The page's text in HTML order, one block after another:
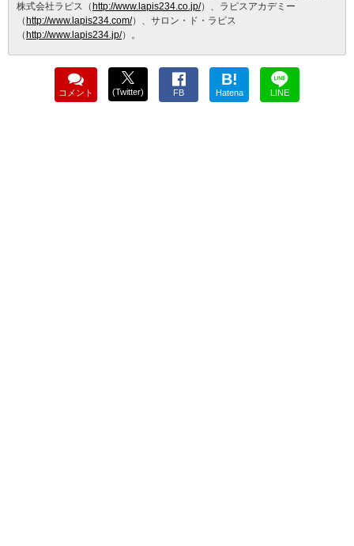
株式会社ラピス（ http://www.lapis234.co.jp/）、ラピスアカデミー
（ http://www.lapis234.com/）、サロン・ド・ラピス
（ http://www.lapis234.jp/）。
コメント (Twitter) FB
B!
Hatena LINE